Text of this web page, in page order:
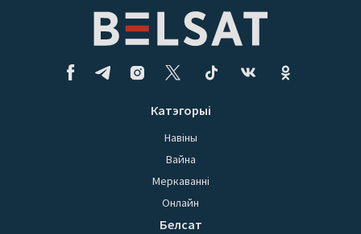
Катэгорыі
Навіны
Вайна
Меркаванні
Онлайн
Белсат